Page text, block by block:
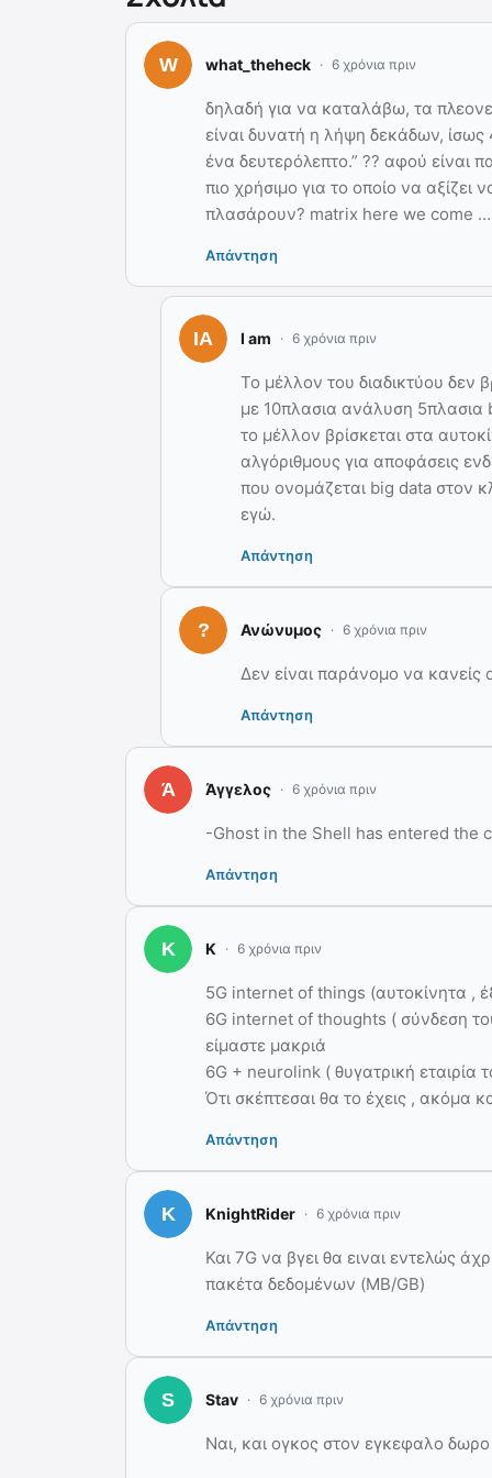
what_theheck 6 χρόνια πριν
δηλαδή για να καταλάβω, τα
είναι δυνατή η λήψη δεκάδων,
ένα δευτερόλεπτο.” ?? αφού είναι
πιο χρήσιμο για το οποίο να
πλασάρουν? matrix here we come
Απάντηση
I am 6 χρόνια πριν
Το μέλλον του διαδικτύου δεν
με 10πλασια ανάλυση 5πλασια
το μέλλον βρίσκεται στα
αλγόριθμους για αποφάσεις
που ονομάζεται big data στον
εγώ.
Απάντηση
Ανώνυμος 6 χρόνια πριν
Δεν είναι παράνομο να κανείς
Απάντηση
Άγγελος 6 χρόνια πριν
-Ghost in the Shell has entered the
Απάντηση
Κ 6 χρόνια πριν
5G internet of things (αυτοκίνητα ,
6G internet of thoughts ( σύνδεση
είμαστε μακριά
6G + neurolink ( θυγατρική εταιρία
Ότι σκέπτεσαι θα το έχεις , ακόμα
Απάντηση
KnightRider 6 χρόνια πριν
Και 7G να βγει θα ειναι εντελώς
πακέτα δεδομένων (MB/GB)
Απάντηση
Stav 6 χρόνια πριν
Ναι, και ογκος στον εγκεφαλο